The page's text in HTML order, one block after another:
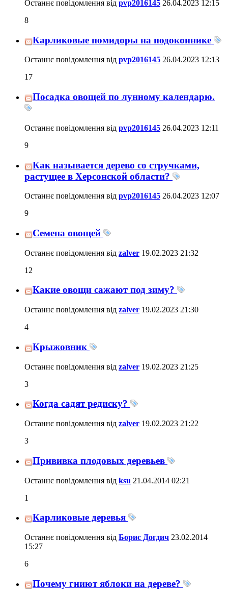
Останнє повідомлення від pvp2016145 26.04.2023 12:15
8
Карликовые помидоры на подоконнике
Останнє повідомлення від pvp2016145 26.04.2023 12:13
17
Посадка овощей по лунному календарю.
Останнє повідомлення від pvp2016145 26.04.2023 12:11
9
Как называется дерево со стручками,
растущее в Херсонской области?
Останнє повідомлення від pvp2016145 26.04.2023 12:07
9
Семена овощей
Останнє повідомлення від zalver 19.02.2023 21:32
12
Какие овощи сажают под зиму?
Останнє повідомлення від zalver 19.02.2023 21:30
4
Крыжовник
Останнє повідомлення від zalver 19.02.2023 21:25
3
Когда садят редиску?
Останнє повідомлення від zalver 19.02.2023 21:22
3
Прививка плодовых деревьев
Останнє повідомлення від ksu 21.04.2014 02:21
1
Карликовые деревья
Останнє повідомлення від Борис Догдич 23.02.2014
15:27
6
Почему гниют яблоки на дереве?